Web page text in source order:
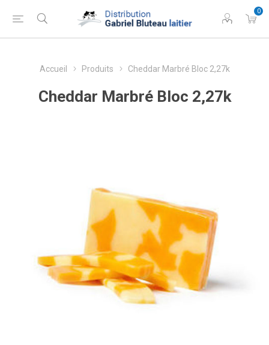
0
Accueil Produits Cheddar Marbré Bloc 2,27k
Cheddar Marbré Bloc 2,27k